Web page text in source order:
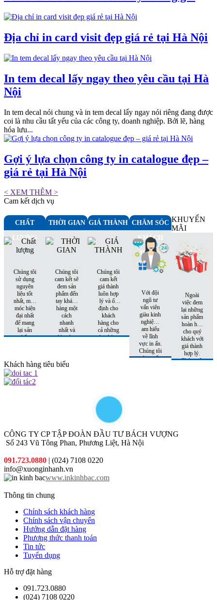
Địa chỉ in card visit đẹp giá rẻ tại Hà Nội
In tem decal lấy ngay theo yêu cầu tại Hà
Nội
In tem decal nói chung và in tem decal lấy ngay nói riêng đang được
coi là nhu cầu tất yếu của các công ty, doanh nghiệp. Bởi lẽ, hàng
hóa lưu...
Gợi ý lựa chọn công ty in catalogue đẹp –
giá rẻ tại Hà Nội
< XEM THÊM >
Cam kết dịch vụ
CHẤT
LƯỢNG
Chúng tôi
sử dụng
nguyên
liệu tốt
nhất, máy
móc hiện
đại nhất
để mang
lại sản
phẩm
hàng
THỜI GIAN
Chúng tôi
cam kết sẽ
đem sản
phẩm đến
tay khách
hàng một
cách
nhanh
nhất và
đúng hẹn
GIÁ THÀNH
Chúng tôi
cam kết
giá thành
luôn hợp
lý và ổn
định cho
khách
hàng cho
cả những
đơn hàng
CHĂM SÓC
KHÁCH
HÀNG
Với đội
ngũ tư
vấn viên
giàu kinh
nghiệm,
am hiểu
về lĩnh
vực in ấn.
Chúng tôi
sẽ tư vấn
KHUYẾN
MÃI
Ngoài
việc đem
lại những
sản phẩm
hoàn hảo
cho quý
khách với
giá thành
hợp lý.
Chúng tôi
Khách hàng tiêu biểu
CÔNG TY CP TẬP ĐOÀN ĐẦU TƯ BÁCH VƯỢNG
Số 243 Vũ Tông Phan, Phương Liệt, Hà Nội
091.723.0880 | (024) 7108 0220
info@xuonginhanh.vn
www.inkinhbac.com
Thông tin chung
Chính sách khách hàng
Chính sách vận chuyển
Hướng dẫn đặt hàng
Phương thức thanh toán
Tin tức
Tuyển dụng
Hỗ trợ đặt hàng
091.723.0880
(024) 7108 0220